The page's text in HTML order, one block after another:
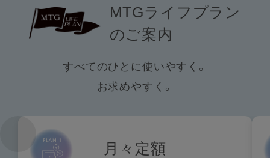
MTGライフプラン
のご案内
すべてのひとに使いやすく。
お求めやすく。
月々定額